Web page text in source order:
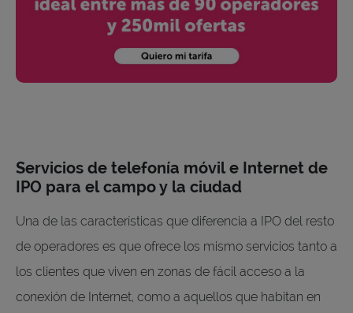
Servicios de telefonía móvil e Internet de
IPO para el campo y la ciudad
Una de las características que diferencia a IPO del resto
de operadores es que ofrece los mismo servicios tanto a
los clientes que viven en zonas de fácil acceso a la
conexión de Internet, como a aquellos que habitan en